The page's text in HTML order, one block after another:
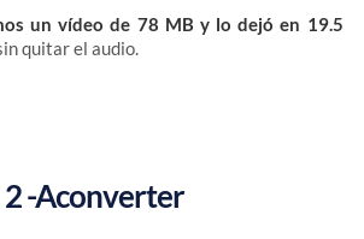
un vídeo de 78 MB y lo dejó en 19.5
quitar el audio.
2 -Aconverter